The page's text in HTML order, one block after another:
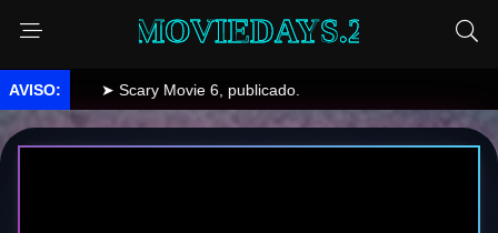
MOVIEDAYS.2
➤ Scary Movie 6, publicado.